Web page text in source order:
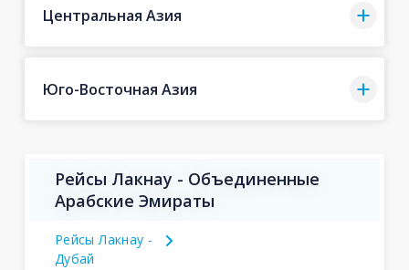
Центральная Азия
Юго-Восточная Азия
Рейсы Лакнау - Объединенные
Арабские Эмираты
Рейсы Лакнау -
Дубай